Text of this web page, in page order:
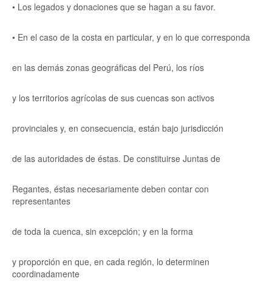
• Los legados y donaciones que se hagan a su favor.
• En el caso de la costa en particular, y en lo que corresponda
en las demás zonas geográficas del Perú, los ríos
y los territorios agrícolas de sus cuencas son activos
provinciales y, en consecuencia, están bajo jurisdicción
de las autoridades de éstas. De constituirse Juntas de
Regantes, éstas necesariamente deben contar con
representantes
de toda la cuenca, sin excepción; y en la forma
y proporción en que, en cada región, lo determinen
coordinadamente